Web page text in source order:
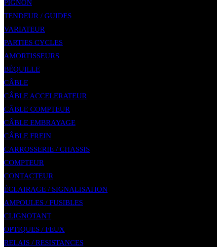
PIGNON
TENDEUR / GUIDES
VARIATEUR
PARTIES CYCLES
AMORTISSEURS
BÉQUILLE
CÂBLE
CÂBLE ACCELERATEUR
CÂBLE COMPTEUR
CÂBLE EMBRAYAGE
CÂBLE FREIN
CARROSSERIE / CHASSIS
COMPTEUR
CONTACTEUR
ÉCLAIRAGE / SIGNALISATION
AMPOULES / FUSIBLES
CLIGNOTANT
OPTIQUES / FEUX
RELAIS / RESISTANCES